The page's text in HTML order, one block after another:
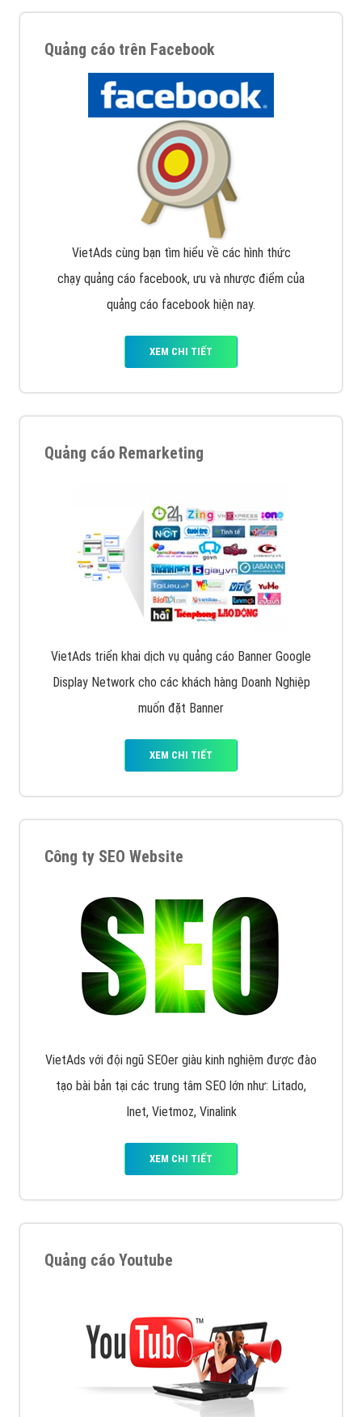
Quảng cáo trên Facebook
VietAds cùng bạn tìm hiểu về các hình thức
chạy quảng cáo facebook, ưu và nhược điểm của
quảng cáo facebook hiện nay.
XEM CHI TIẾT
Quảng cáo Remarketing
VietAds triển khai dịch vụ quảng cáo Banner Google
Display Network cho các khách hàng Doanh Nghiệp
muốn đặt Banner
XEM CHI TIẾT
Công ty SEO Website
VietAds với đội ngũ SEOer giàu kinh nghiệm được đào
tạo bài bản tại các trung tâm SEO lớn như: Litado,
Inet, Vietmoz, Vinalink
XEM CHI TIẾT
Quảng cáo Youtube